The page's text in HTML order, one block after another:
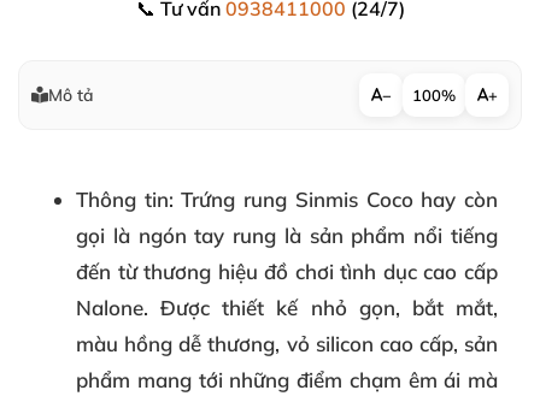
📞 Tư vấn 0938411000 (24/7)
Mô tả − 100% +
Thông tin: Trứng rung Sinmis Coco hay còn
gọi là ngón tay rung là sản phẩm nổi tiếng
đến từ thương hiệu đồ chơi tình dục cao cấp
Nalone. Được thiết kế nhỏ gọn, bắt mắt,
màu hồng dễ thương, vỏ silicon cao cấp, sản
phẩm mang tới những điểm chạm êm ái mà